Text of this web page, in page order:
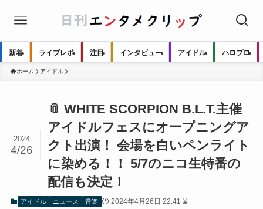
新着 ライブレポ 注目 インタビュー アイドル ハロプロ
ホーム アイドル
📎 WHITE SCORPION B.L.T.主催
アイドルフェスにオープニングア
クト出演！ 会場を白いペンライト
に染める！！ 5/7のニコ生特番の
配信も決定！
2024
4/26
アイドル ニュース 音楽 2024年4月26日 22:41 ⌛